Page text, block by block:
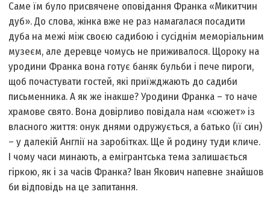
Саме їм було присвячене оповідання Франка «Микитчин
дуб». До слова, жінка вже не раз намагалася посадити
дуба на межі між своєю садибою і сусіднім меморіальним
музеєм, але деревце чомусь не приживалося. Щороку на
уродини Франка вона готує баняк бульби і пече пироги,
щоб почастувати гостей, які приїжджають до садиби
письменника. А як же інакше? Уродини Франка – то наче
храмове свято. Вона довірливо повідала нам «сюжет» із
власного життя: онук днями одружується, а батько (її син)
– у далекій Англії на заробітках. Ще й родину туди кличе.
І чому часи минають, а емігрантська тема залишається
гіркою, як і за часів Франка? Іван Якович напевне знайшов
би відповідь на це запитання.